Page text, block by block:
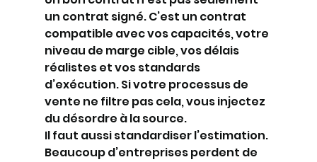
un contrat signé. C’est un contrat
compatible avec vos capacités, votre
niveau de marge cible, vos délais
réalistes et vos standards
d’exécution. Si votre processus de
vente ne filtre pas cela, vous injectez
du désordre à la source.
Il faut aussi standardiser l’estimation.
Beaucoup d’entreprises perdent de